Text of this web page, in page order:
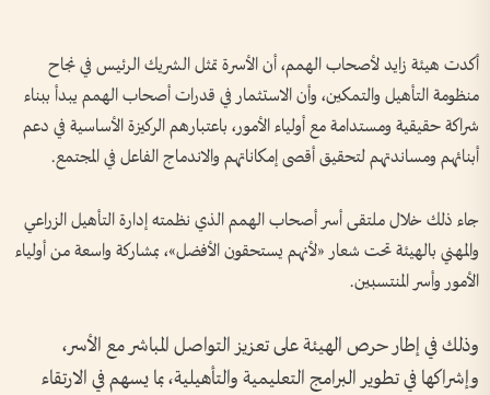
أكدت هيئة زايد لأصحاب الهمم، أن الأسرة تمثل الشريك الرئيس في نجاح
منظومة التأهيل والتمكين، وأن الاستثمار في قدرات أصحاب الهمم يبدأ ببناء
شراكة حقيقية ومستدامة مع أولياء الأمور، باعتبارهم الركيزة الأساسية في دعم
أبنائهم ومساندتهم لتحقيق أقصى إمكاناتهم والاندماج الفاعل في المجتمع.
جاء ذلك خلال ملتقى أسر أصحاب الهمم الذي نظمته إدارة التأهيل الزراعي
والمهني بالهيئة تحت شعار «لأنهم يستحقون الأفضل»، بمشاركة واسعة من أولياء
الأمور وأسر المنتسبين.
وذلك في إطار حرص الهيئة على تعزيز التواصل المباشر مع الأسر،
وإشراكها في تطوير البرامج التعليمية والتأهيلية، بما يسهم في الارتقاء